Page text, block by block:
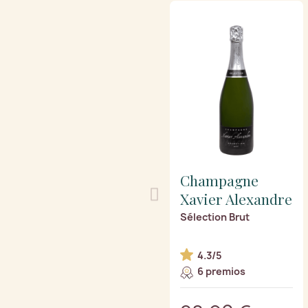
Champagne
Xavier Alexandre
Sélection Brut
4.3/5
6 premios